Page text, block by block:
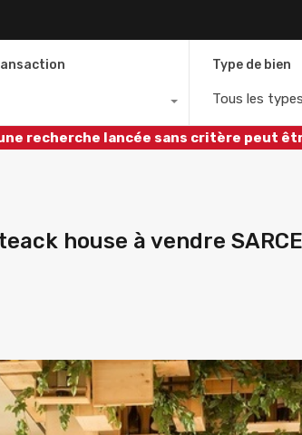
Type de bien
Tous les types
recherche lancée sans critère peut
house à vendre